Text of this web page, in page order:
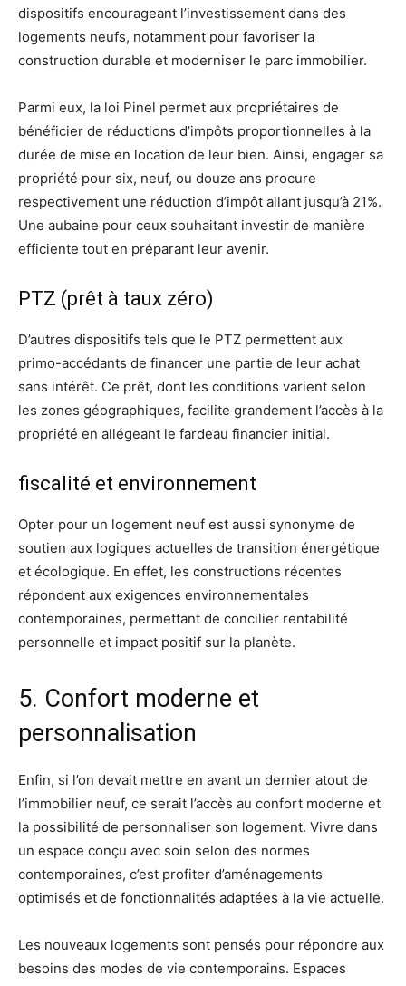
dispositifs encourageant l’investissement dans des
logements neufs, notamment pour favoriser la
construction durable et moderniser le parc immobilier.
Parmi eux, la loi Pinel permet aux propriétaires de
bénéficier de réductions d’impôts proportionnelles à la
durée de mise en location de leur bien. Ainsi, engager sa
propriété pour six, neuf, ou douze ans procure
respectivement une réduction d’impôt allant jusqu’à 21%.
Une aubaine pour ceux souhaitant investir de manière
efficiente tout en préparant leur avenir.
PTZ (prêt à taux zéro)
D’autres dispositifs tels que le PTZ permettent aux
primo-accédants de financer une partie de leur achat
sans intérêt. Ce prêt, dont les conditions varient selon
les zones géographiques, facilite grandement l’accès à la
propriété en allégeant le fardeau financier initial.
fiscalité et environnement
Opter pour un logement neuf est aussi synonyme de
soutien aux logiques actuelles de transition énergétique
et écologique. En effet, les constructions récentes
répondent aux exigences environnementales
contemporaines, permettant de concilier rentabilité
personnelle et impact positif sur la planète.
5. Confort moderne et
personnalisation
Enfin, si l’on devait mettre en avant un dernier atout de
l’immobilier neuf, ce serait l’accès au confort moderne et
la possibilité de personnaliser son logement. Vivre dans
un espace conçu avec soin selon des normes
contemporaines, c’est profiter d’aménagements
optimisés et de fonctionnalités adaptées à la vie actuelle.
Les nouveaux logements sont pensés pour répondre aux
besoins des modes de vie contemporains. Espaces